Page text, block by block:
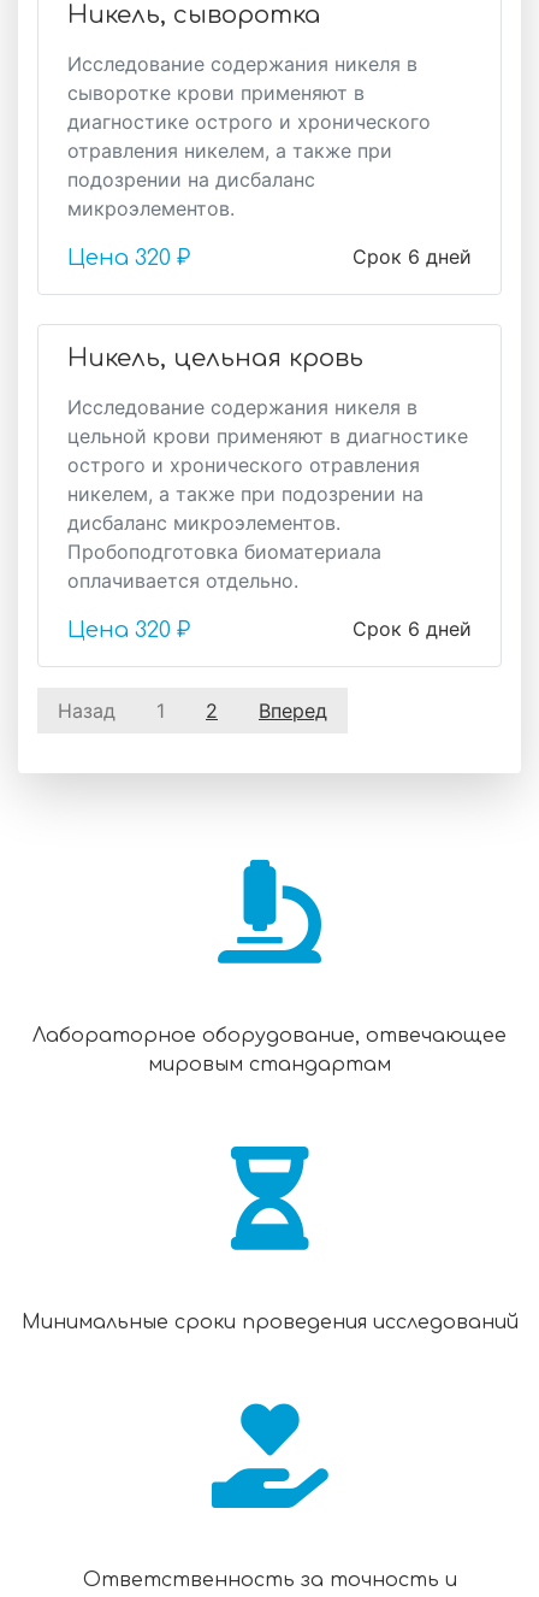
Никель, сыворотка
Исследование содержания никеля в
сыворотке крови применяют в
диагностике острого и хронического
отравления никелем, а также при
подозрении на дисбаланс
микроэлементов.
Срок 6 дней
Цена 320 ₽
Никель, цельная кровь
Исследование содержания никеля в
цельной крови применяют в диагностике
острого и хронического отравления
никелем, а также при подозрении на
дисбаланс микроэлементов.
Пробоподготовка биоматериала
оплачивается отдельно.
Срок 6 дней
Цена 320 ₽
Назад 1 2 Вперед
Лабораторное оборудование, отвечающее
мировым стандартам
Минимальные сроки проведения исследований
Ответственность за точность и